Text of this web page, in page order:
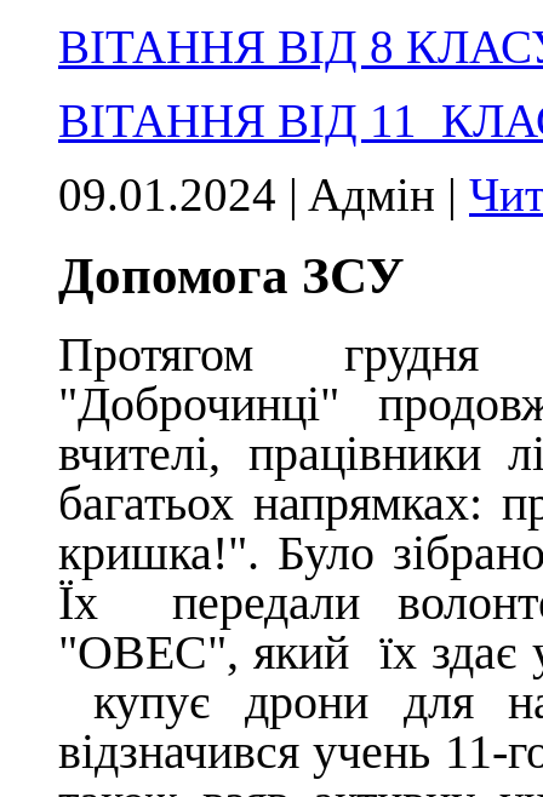
ВІТАННЯ ВІД 8
ВІТАННЯ ВІД 11
09.01.2024 | Aдмін |
Допомога ЗСУ
Протягом грудня
"Доброчинці"
вчителі,
багатьох напрямках:
кришка!". Було
Їх передали
"ОВЕС", який їх здає
купує дрони для
відзначився учень